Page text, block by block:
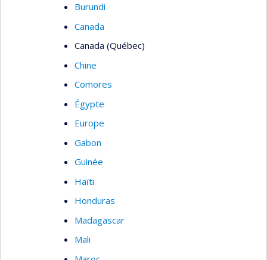
Burundi
Canada
Canada (Québec)
Chine
Comores
Égypte
Europe
Gabon
Guinée
Haïti
Honduras
Madagascar
Mali